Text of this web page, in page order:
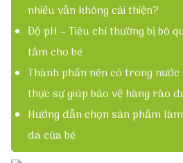
Kiến thức cho mẹ
Da bé khỏe
Gạc rơ lưỡi cho bé
Thảo dược tắm bé
nhiều vẫn không cải thiện?
Độ pH – Tiêu chí thường bị bỏ
tắm cho bé
Thành phần nên có trong
thực sự giúp bảo vệ hàng rào
Hướng dẫn chọn sản phẩm
da của bé